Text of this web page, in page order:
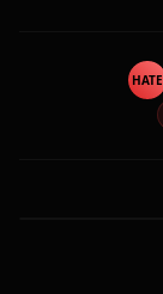
HATE